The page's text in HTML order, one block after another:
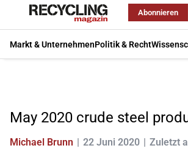
Abonnieren
Markt & UnternehmenPolitik & Recht
May 2020 crude steel
Michael Brunn 22 Juni 2020
Zuletzt